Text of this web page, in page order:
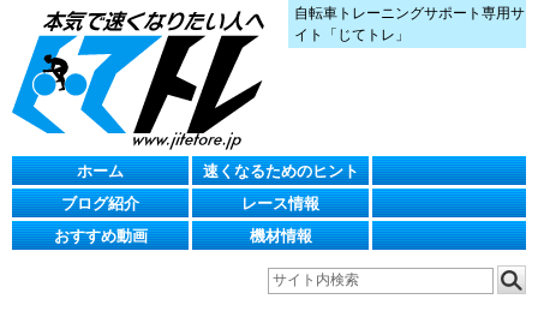
自転車トレーニングサポート専用サ
イト「じてトレ」
ホーム
速くなるためのヒント
ブログ紹介
レース情報
おすすめ動画
機材情報